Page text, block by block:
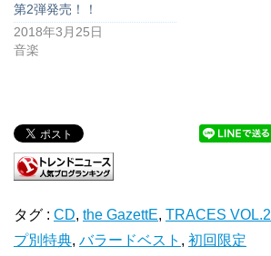
第2弾発売！！
2018年3月25日
音楽
タグ : CD, the GazettE, TRACES VOL.2
プ別特典, バラードベスト , 初回限定